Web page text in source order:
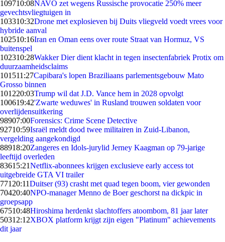
109710:08NAVO zet wegens Russische provocatie 250% meer
gevechtsvliegtuigen in
103310:32Drone met explosieven bij Duits vliegveld voedt vrees voor
hybride aanval
102510:16Iran en Oman eens over route Straat van Hormuz, VS
buitenspel
102310:28Wakker Dier dient klacht in tegen insectenfabriek Protix om
duurzaamheidsclaims
101511:27Capibara's lopen Braziliaans parlementsgebouw Mato
Grosso binnen
101220:03Trump wil dat J.D. Vance hem in 2028 opvolgt
100619:42'Zwarte weduwes' in Rusland trouwen soldaten voor
overlijdensuitkering
98907:00Forensics: Crime Scene Detective
92710:59Israël meldt dood twee militairen in Zuid-Libanon,
vergelding aangekondigd
88918:20Zangeres en Idols-jurylid Jerney Kaagman op 79-jarige
leeftijd overleden
83615:21Netflix-abonnees krijgen exclusieve early access tot
uitgebreide GTA VI trailer
771 20:11Duitser (93) crasht met quad tegen boom, vier gewonden
70420:40NPO-manager Menno de Boer geschorst na dickpic in
groepsapp
67510:48Hiroshima herdenkt slachtoffers atoombom, 81 jaar later
50312:12XBOX platform krijgt zijn eigen "Platinum" achievements
dit jaar